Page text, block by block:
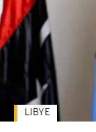
LIBYE